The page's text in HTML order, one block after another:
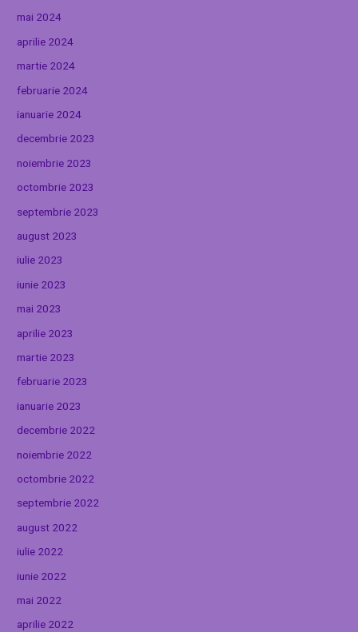
mai 2024
aprilie 2024
martie 2024
februarie 2024
ianuarie 2024
decembrie 2023
noiembrie 2023
octombrie 2023
septembrie 2023
august 2023
iulie 2023
iunie 2023
mai 2023
aprilie 2023
martie 2023
februarie 2023
ianuarie 2023
decembrie 2022
noiembrie 2022
octombrie 2022
septembrie 2022
august 2022
iulie 2022
iunie 2022
mai 2022
aprilie 2022